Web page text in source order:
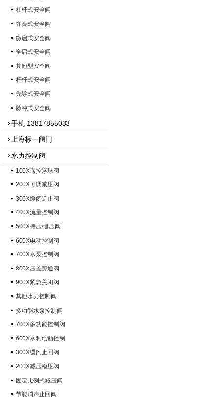
杠杆式安全阀
弹簧式安全阀
微启式安全阀
全启式安全阀
其他型安全阀
杆杆式安全阀
先导式安全阀
脉冲式安全阀
手机 13817855033
上海标一阀门
水力控制阀
100X遥控浮球阀
200X可调减压阀
300X缓闭逆止阀
400X流量控制阀
500X持压/泄压阀
600X电动控制阀
700X水泵控制阀
800X压差旁通阀
900X紧急关闭阀
其他水力控制阀
多功能水泵控制阀
700X多功能控制阀
600X水利电动控制
300X缓闭止回阀
200X减压稳压阀
固定比例式减压阀
节能消声止回阀